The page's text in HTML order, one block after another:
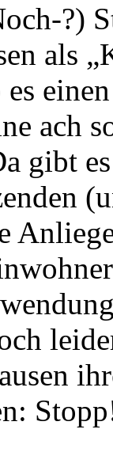
?)
als
ach
gibt